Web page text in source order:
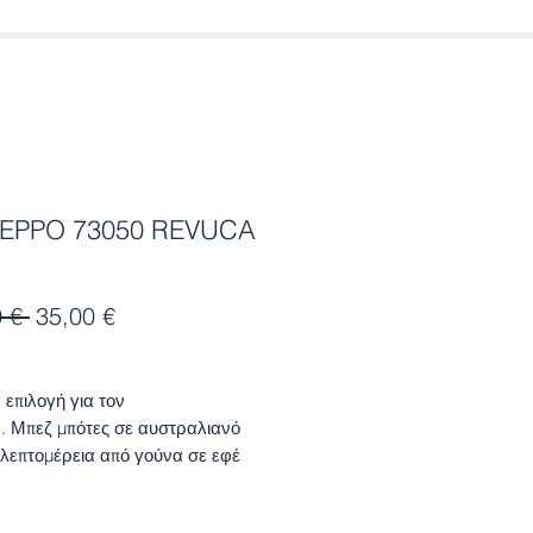
73050 REVUCA
€ Κανονική
35,00 €Τιμή
για τον
Μπεζ μπότες σε αυστραλιανό
από γούνα σε εφέ
που αναπνέει και εξωτερική